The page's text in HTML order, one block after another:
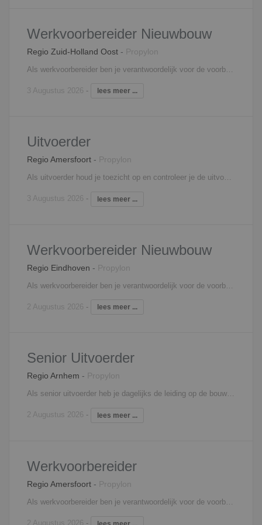
Werkvoorbereider Nieuwbouw
Regio Zuid-Holland Oost - Propylon
3 Augustus 2026 - lees meer ...
Uitvoerder
Regio Amersfoort - Propylon
Als uitvoerder houd je toezicht op en controleer je de uitvoering op de bouwplaats. Je bent verantwoordelijk voor bewaking van kwaliteit, veiligheid, kosten en voortgang en voor de organisatie van de bouwactiviteiten. Ook signaleer je meer- en minderwerk. Je bent medeverantwoordelijk voor uitvoeringsvoorbereiding en verantwoordelijk voor uitvoering, nazorg en personeelsinzet. Je roept het materiaal en materieel af en koopt in overleg met de projectleider eventueel zelf in. Je verzorgt zelf de detail planningen en houdt je ook bezig met de kostenbewaking.
3 Augustus 2026 - lees meer ...
Werkvoorbereider Nieuwbouw
Regio Eindhoven - Propylon
2 Augustus 2026 - lees meer ...
Senior Uitvoerder
Regio Arnhem - Propylon
Als senior uitvoerder heb je dagelijks de leiding op de bouwplaats en ben je eindverantwoordelijke voor de kwaliteit en voortgang hiervan. Je ziet toe op een ordelijke bouwplaats en je zorgt voor de aanwezigheid van voldoende materialen en materieel. Je bepaalt en bewaakt in overleg met de projectleider en werkvoorbereider de inzet van productiemiddelen en draagt zorg voor tijdige aanwezigheid hiervan. Ook instrueer en coach je bouwplaatsmedewerkers en eventueel deel-uitvoerders. Overkoepeld bewaak je de voortgang van het project binnen vastgestelde tijdsafspraken en ben je verantwoordelijk voor een optimaal kwaliteitsniveau van het bouwproject conform de contractuele afspraken met opdrachtgevers.
2 Augustus 2026 - lees meer ...
Werkvoorbereider
Regio Amersfoort - Propylon
2 Augustus 2026 -